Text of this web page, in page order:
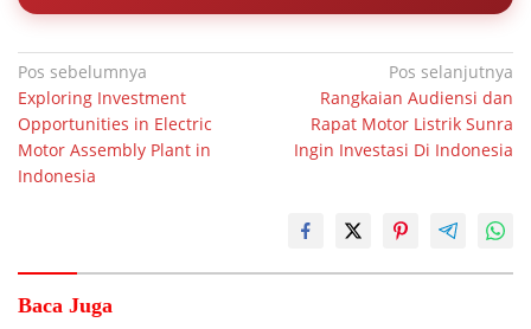
Navigasi
pos
Pos sebelumnya
Exploring Investment
Opportunities in Electric
Motor Assembly Plant in
Indonesia
Pos selanjutnya
Rangkaian Audiensi dan
Rapat Motor Listrik Sunra
Ingin Investasi Di Indonesia
Baca Juga